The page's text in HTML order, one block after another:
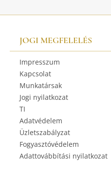
JOGI MEGFELELÉS
Impresszum
Kapcsolat
Munkatársak
Jogi nyilatkozat
TI
Adatvédelem
Üzletszabályzat
Fogyasztóvédelem
Adattovábbítási nyilatkozat